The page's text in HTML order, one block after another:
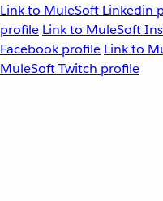
Link to MuleSoft Linkedin
profile Link to MuleSoft
Facebook profile Link to
MuleSoft Twitch profile